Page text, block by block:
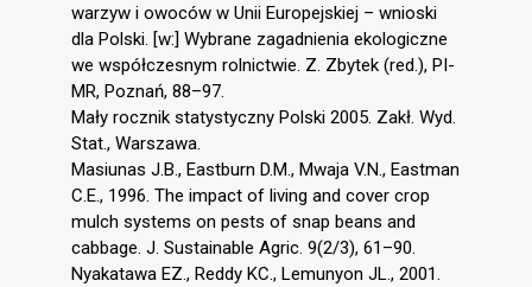
warzyw i owoców w Unii Europejskiej – wnioski
dla Polski. [w:] Wybrane zagadnienia ekologiczne
we współczesnym rolnictwie. Z. Zbytek (red.), PI-
MR, Poznań, 88–97.
Mały rocznik statystyczny Polski 2005. Zakł. Wyd.
Stat., Warszawa.
Masiunas J.B., Eastburn D.M., Mwaja V.N., Eastman
C.E., 1996. The impact of living and cover crop
mulch systems on pests of snap beans and
cabbage. J. Sustainable Agric. 9(2/3), 61–90.
Nyakatawa EZ., Reddy KC., Lemunyon JL., 2001.